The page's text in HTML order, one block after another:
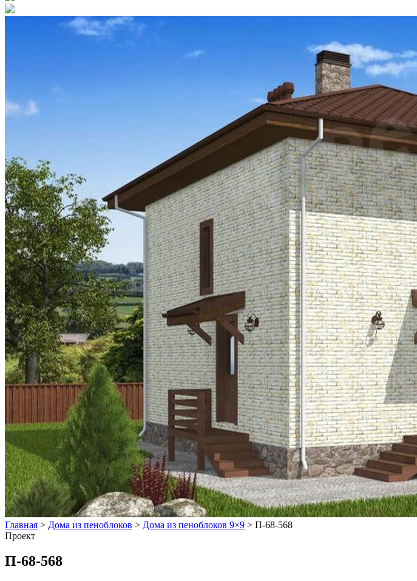
Главная > Дома из пеноблоков > Дома из пеноблоков 9×9 > П-68-568
Проект
П-68-568